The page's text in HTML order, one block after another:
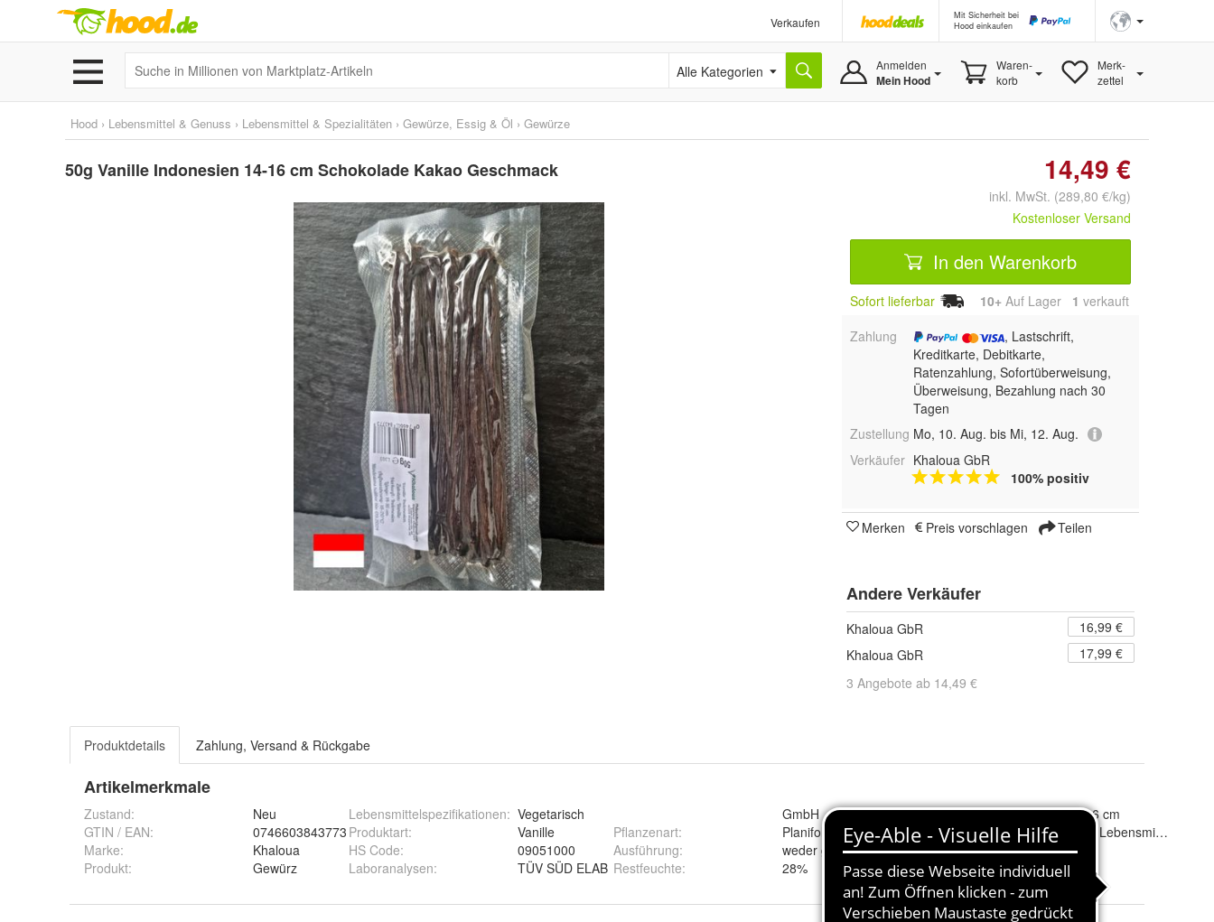
Verkaufen
Mit Sicherheit bei
Hood einkaufen
Alle Kategorien Anmelden
Mein Hood
Waren-
korb
Merk-
zettel
Hood › Lebensmittel & Genuss › Lebensmittel & Spezialitäten › Gewürze, Essig & Öl › Gewürze
50g Vanille Indonesien 14-16 cm Schokolade Kakao Geschmack 14,49 €
inkl. MwSt. (289,80 €/kg)
Kostenloser Versand
In den Warenkorb
Sofort lieferbar 10+ Auf Lager 1 verkauft
Zahlung
, Lastschrift,
Kreditkarte, Debitkarte,
Ratenzahlung, Sofortüberweisung,
Überweisung, Bezahlung nach 30
Tagen
Zustellung Mo, 10. Aug. bis Mi, 12. Aug.
Verkäufer Khaloua GbR
100% positiv
Merken Preis vorschlagen Teilen
Andere Verkäufer
Khaloua GbR
16,99 €
Khaloua GbR
17,99 €
3 Angebote ab 14,49 €
Produktdetails Zahlung, Versand & Rückgabe
Artikelmerkmale
Zustand:
Neu
GTIN / EAN:
0746603843773
Marke:
Khaloua
Produkt: Gewürz
Lebensmittelspezifikationen: Vegetarisch
Produktart:
Vanille
HS Code:
09051000
Laboranalysen: TÜV SÜD ELAB
GmbH
Pflanzenart:
Planifolia
Ausführung:
weder gemahlen noch sonst zerkleinert
Restfeuchte: 28%
Schoten länge:
14 bis 16 cm
Lebensmittelabteilung:
Haltbare Lebensmittel
Ablaufdatum: 11.2026